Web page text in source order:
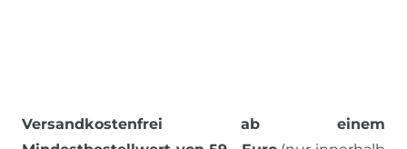
Versandkostenfrei ab einem